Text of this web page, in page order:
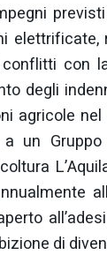
con
degli
agricole
un
di